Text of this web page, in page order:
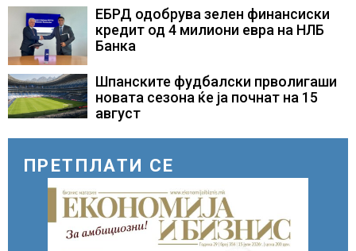
ЕБРД одобрува зелен финансиски
кредит од 4 милиони евра на НЛБ
Банка
Шпанските фудбалски прволигаши
новата сезона ќе ја почнат на 15
август
ПРЕТПЛАТИ СЕ